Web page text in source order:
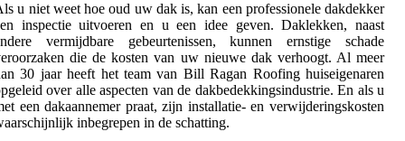
u niet weet hoe oud uw dak is, kan een professionele dakdekker
inspectie uitvoeren en u een idee geven. Daklekken, naast
vermijdbare gebeurtenissen, kunnen ernstige schade
die de kosten van uw nieuwe dak verhoogt. Al meer
30 jaar heeft het team van Bill Ragan Roofing huiseigenaren
over alle aspecten van de dakbedekkingsindustrie. En als u
een dakaannemer praat, zijn installatie- en verwijderingskosten
inbegrepen in de schatting.